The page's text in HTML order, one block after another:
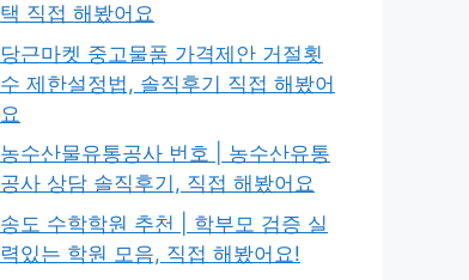
택 직접 해봤어요
당근마켓 중고물품 가격제안 거절횟
수 제한설정법, 솔직후기 직접 해봤어
요
농수산물유통공사 번호 | 농수산유통
공사 상담 솔직후기, 직접 해봤어요
송도 수학학원 추천 | 학부모 검증 실
력있는 학원 모음, 직접 해봤어요!